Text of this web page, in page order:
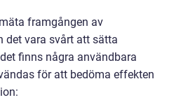
framgången av
det vara svårt att sätta
finns några användbara
för att bedöma effekten